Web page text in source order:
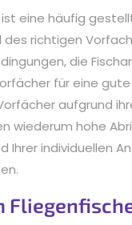
eine häufig
richtigen
die
für eine
aufgrund
wiederum hohe
individuellen